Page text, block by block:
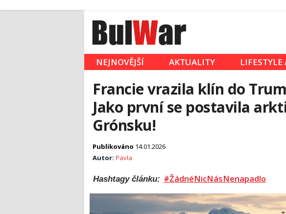
NEJNOVĚJŠÍ AKTUALITY
Francie vrazila klín do
Jako první se postavila
Grónsku!
Publikováno 14.01.2026
Autor: Pavla
Hashtagy článku: #ŽádnéNicNásNenapadlo